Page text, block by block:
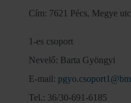
Cím: 7621 Pécs, Megye
1-es csoport
Nevelő: Barta Gyöngyi
E-mail:
Tel.: 36/30-691-6185